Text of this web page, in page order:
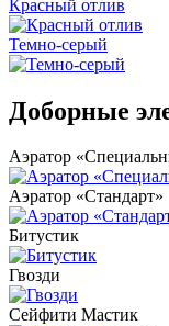
Красный отлив
Темно-серый
Доборные
Аэратор
Аэратор «Стандарт»
Битустик
Гвозди
Сейфити Мастик